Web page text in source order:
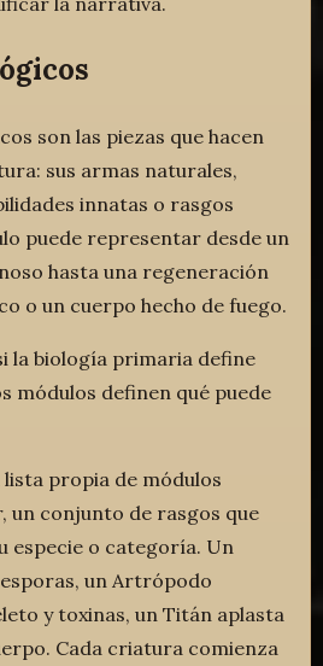
son las piezas que hacen
sus armas naturales,
innatas o rasgos
puede representar desde un
hasta una regeneración
o un cuerpo hecho de fuego.
la biología primaria define
módulos definen qué puede
propia de módulos
un conjunto de rasgos que
especie o categoría. Un
un Artrópodo
y toxinas, un Titán aplasta
Cada criatura comienza